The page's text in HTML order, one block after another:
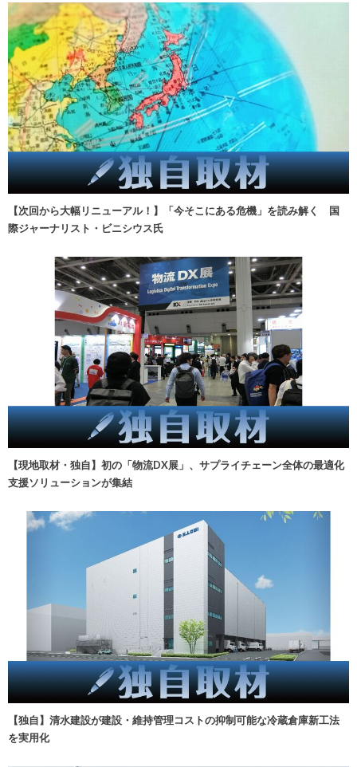
【次回から大幅リニューアル！】「今そこにある危機」を読み解く 国
際ジャーナリスト・ビニシウス氏
【現地取材・独自】初の「物流DX展」、サプライチェーン全体の最適化
支援ソリューションが集結
【独自】清水建設が建設・維持管理コストの抑制可能な冷蔵倉庫新工法
を実用化